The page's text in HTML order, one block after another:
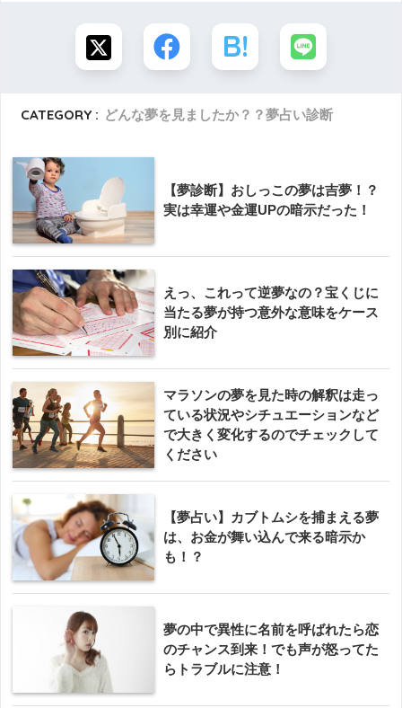
CATEGORY : どんな夢を見ましたか？？夢占い診断
【夢診断】おしっこの夢は吉夢！？
実は幸運や金運UPの暗示だった！
えっ、これって逆夢なの？宝くじに
当たる夢が持つ意外な意味をケース
別に紹介
マラソンの夢を見た時の解釈は走っ
ている状況やシチュエーションなど
で大きく変化するのでチェックして
ください
【夢占い】カブトムシを捕まえる夢
は、お金が舞い込んで来る暗示か
も！？
夢の中で異性に名前を呼ばれたら恋
のチャンス到来！でも声が怒ってた
らトラブルに注意！